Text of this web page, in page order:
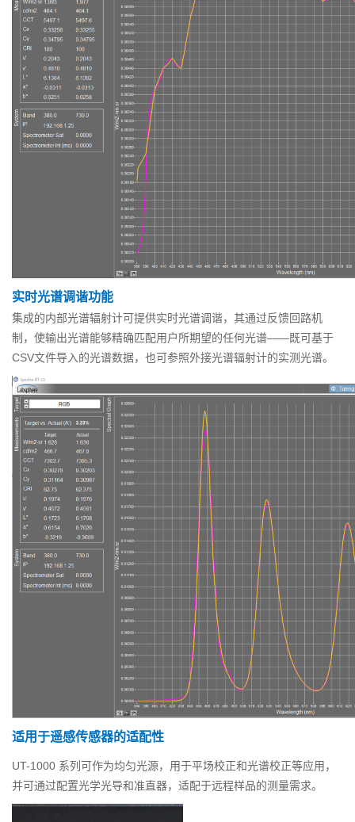
实时光谱调谐功能
集成的内部光谱辐射计可提供实时光谱调谐，其通过反馈回路机
制，使输出光谱能够精确匹配用户所期望的任何光谱——既可基于
CSV文件导入的光谱数据，也可参照外接光谱辐射计的实测光谱。
适用于遥感传感器的适配性
UT-1000 系列可作为均匀光源，用于平场校正和光谱校正等应用，
并可通过配置光学光导和准直器，适配于远程样品的测量需求。